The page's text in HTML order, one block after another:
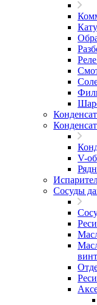
V-
Сосуды